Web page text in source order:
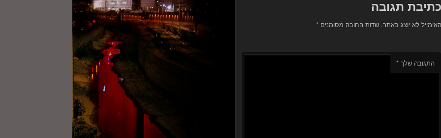
תגובה
לא יוצג באתר. שדות החובה מסומנים *
התגובה שלך *